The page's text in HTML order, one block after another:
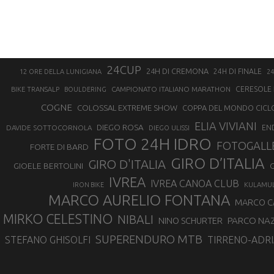
12 ORE DELLA LUNIGIANA 24CUP 24H DI CREMONA 24H DI FINALE
BIKE TRANSALP BOULDERING CAMPIONATO ITALIANO MARATHON CERESOLE
COGNE COLOSSAL EXTREME SHOW COPPA DEL MONDO
DAVIDE SOTTOCORNOLA DIEGO ROSA DIEGO ULISSI ELIA VIVIANI
FORTE DI BARD FOTO 24H IDRO
GIOELE BERTOLINI GIRO D'ITALIA GIRO D’ITALIA
IRON BIKE IVREA IVREA CANOA CLUB
MARCO AURELIO FONTANA MARCO
MIRKO CELESTINO NIBALI NINO SCHURTER PARCO
STEFANO GHISOLFI SUPERENDURO MTB TIRRENO-